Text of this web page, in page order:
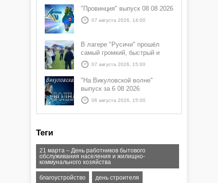
"Провинция" выпуск 08 08 2026
07 августа 2026, 14:00
В лагере "Русичи" прошёл
самый громкий, быстрый и
азартный час дня — Спортчас
07 августа 2026, 15:00
"На Викуловской волне"
выпуск за 6 08 2026
06 августа 2026, 15:00
Теги
21 марта – День работников бытового
обслуживания населения и жилищно-
коммунального хозяйства
благоустройство день строителя